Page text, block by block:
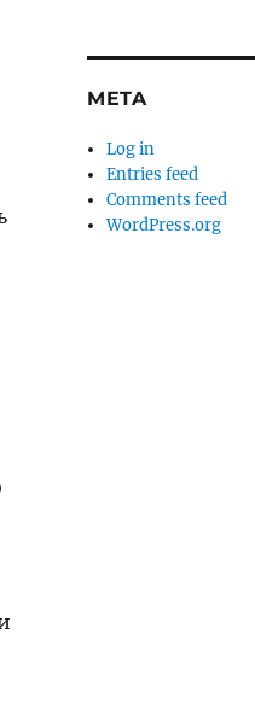
META
Log in
Entries feed
Comments feed
WordPress.org